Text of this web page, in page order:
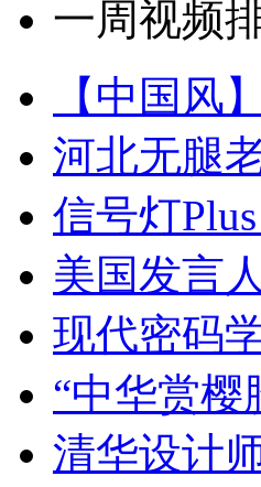
一周视频
【中国风
河北无腿
信号灯
美国发言
现代密码
“中华赏樱
清华设计